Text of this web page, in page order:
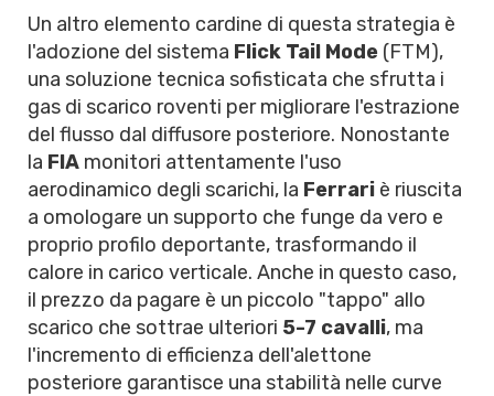
Un altro elemento cardine di questa strategia è
l'adozione del sistema Flick Tail Mode (FTM),
una soluzione tecnica sofisticata che sfrutta i
gas di scarico roventi per migliorare l'estrazione
del flusso dal diffusore posteriore. Nonostante
la FIA monitori attentamente l'uso
aerodinamico degli scarichi, la Ferrari è riuscita
a omologare un supporto che funge da vero e
proprio profilo deportante, trasformando il
calore in carico verticale. Anche in questo caso,
il prezzo da pagare è un piccolo "tappo" allo
scarico che sottrae ulteriori 5-7 cavalli, ma
l'incremento di efficienza dell'alettone
posteriore garantisce una stabilità nelle curve